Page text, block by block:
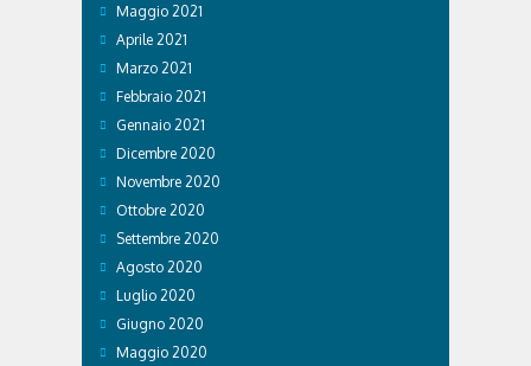
Maggio 2021
Aprile 2021
Marzo 2021
Febbraio 2021
Gennaio 2021
Dicembre 2020
Novembre 2020
Ottobre 2020
Settembre 2020
Agosto 2020
Luglio 2020
Giugno 2020
Maggio 2020